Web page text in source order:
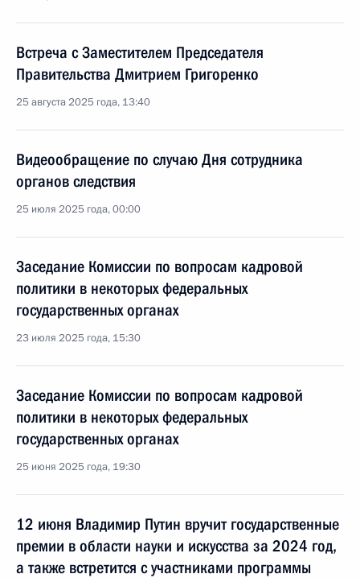
Встреча с Заместителем Председателя
Правительства Дмитрием Григоренко
25 августа 2025 года, 13:40
Видеообращение по случаю Дня сотрудника
органов следствия
25 июля 2025 года, 00:00
Заседание Комиссии по вопросам кадровой
политики в некоторых федеральных
государственных органах
23 июля 2025 года, 15:30
Заседание Комиссии по вопросам кадровой
политики в некоторых федеральных
государственных органах
25 июня 2025 года, 19:30
12 июня Владимир Путин вручит государственные
премии в области науки и искусства за 2024 год,
а также встретится с участниками программы